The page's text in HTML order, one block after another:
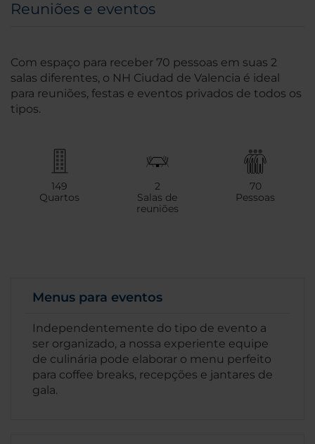
Reuniões e eventos
Com espaço para receber 70 pessoas em suas 2
salas diferentes, o NH Ciudad de Valencia é ideal
para reuniões, festas e eventos privados de todos os
tipos.
149
Quartos
2
Salas de
reuniões
70
Pessoas
Menus para eventos
Independentemente do tipo de evento a
ser organizado, a nossa experiente equipe
de culinária pode elaborar o menu perfeito
para coffee breaks, recepções e jantares de
gala.